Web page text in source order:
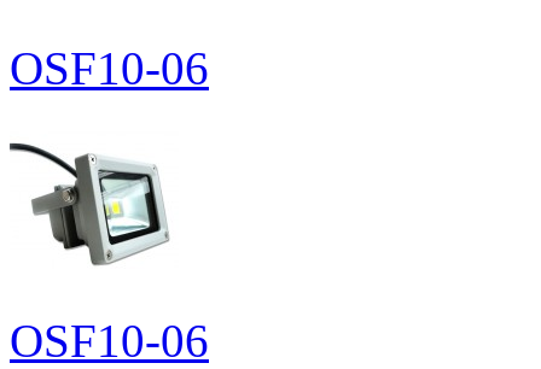
OSF10-06
OSF10-06